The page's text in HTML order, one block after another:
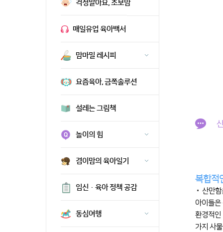
걱정말아요, 초보맘
매일유업 육아백서
맘마밀 레시피
요즘육아, 금쪽솔루션
설레는 그림책
놀이의 힘
겸이맘의 육아일기
임신·육아 정책 공감
동심여행
복합적
산만함
아이들은
환경적인
가지 사